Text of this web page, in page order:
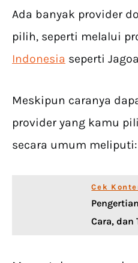
Ada banyak provider
pilih, seperti melalui
Indonesia seperti
Meskipun caranya
provider yang kamu
secara umum meliputi:
Cek
Cara, dan